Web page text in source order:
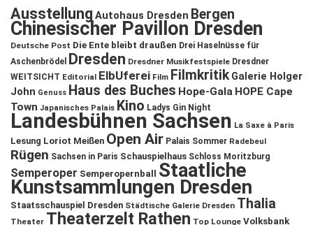
Ausstellung Autohaus Dresden Bergen
Chinesischer Pavillon Dresden
Deutsche Post Die Ente bleibt draußen Drei Haselnüsse für
Aschenbrödel
Dresden Dresdner Musikfestspiele Dresdner
WEITSICHT Editorial ElbUferei Film Filmkritik Galerie Holger
John Genuss Haus des Buches Hope-Gala HOPE Cape
Town Japanisches Palais Kino Ladys Gin Night
Landesbühnen Sachsen La Saxe à Paris
Lesung Loriot Meißen Open Air Palais Sommer Radebeul
Rügen Sachsen in Paris Schauspielhaus Schloss Moritzburg
Semperoper Semperopernball Staatliche
Kunstsammlungen Dresden
Staatsschauspiel Dresden Städtische Galerie Dresden Thalia
Theater Theaterzelt Rathen Top Lounge Volksbank